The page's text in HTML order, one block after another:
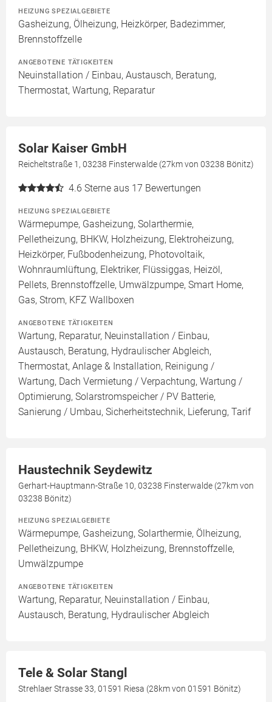
HEIZUNG SPEZIALGEBIETE
Gasheizung, Ölheizung, Heizkörper, Badezimmer,
Brennstoffzelle
ANGEBOTENE TÄTIGKEITEN
Neuinstallation / Einbau, Austausch, Beratung,
Thermostat, Wartung, Reparatur
Solar Kaiser GmbH
Reicheltstraße 1, 03238 Finsterwalde (27km von 03238 Bönitz)
4.6 Sterne aus 17 Bewertungen
HEIZUNG SPEZIALGEBIETE
Wärmepumpe, Gasheizung, Solarthermie,
Pelletheizung, BHKW, Holzheizung, Elektroheizung,
Heizkörper, Fußbodenheizung, Photovoltaik,
Wohnraumlüftung, Elektriker, Flüssiggas, Heizöl,
Pellets, Brennstoffzelle, Umwälzpumpe, Smart Home,
Gas, Strom, KFZ Wallboxen
ANGEBOTENE TÄTIGKEITEN
Wartung, Reparatur, Neuinstallation / Einbau,
Austausch, Beratung, Hydraulischer Abgleich,
Thermostat, Anlage & Installation, Reinigung /
Wartung, Dach Vermietung / Verpachtung, Wartung /
Optimierung, Solarstromspeicher / PV Batterie,
Sanierung / Umbau, Sicherheitstechnik, Lieferung, Tarif
Haustechnik Seydewitz
Gerhart-Hauptmann-Straße 10, 03238 Finsterwalde (27km von
03238 Bönitz)
HEIZUNG SPEZIALGEBIETE
Wärmepumpe, Gasheizung, Solarthermie, Ölheizung,
Pelletheizung, BHKW, Holzheizung, Brennstoffzelle,
Umwälzpumpe
ANGEBOTENE TÄTIGKEITEN
Wartung, Reparatur, Neuinstallation / Einbau,
Austausch, Beratung, Hydraulischer Abgleich
Tele & Solar Stangl
Strehlaer Strasse 33, 01591 Riesa (28km von 01591 Bönitz)